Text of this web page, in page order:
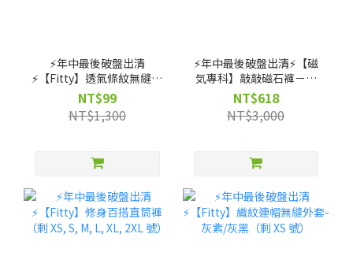
⚡️年中最後破盤出清
⚡️【Fitty】透氣條紋無縫上
衣（剩 XS, S, M 號）
NT$99
NT$1,300
⚡️年中最後破盤出清⚡️【磁
気專科】敲敲磁石褲－高
腰直筒款（剩 XS, S, M, L,
XL 號）
NT$618
NT$3,000